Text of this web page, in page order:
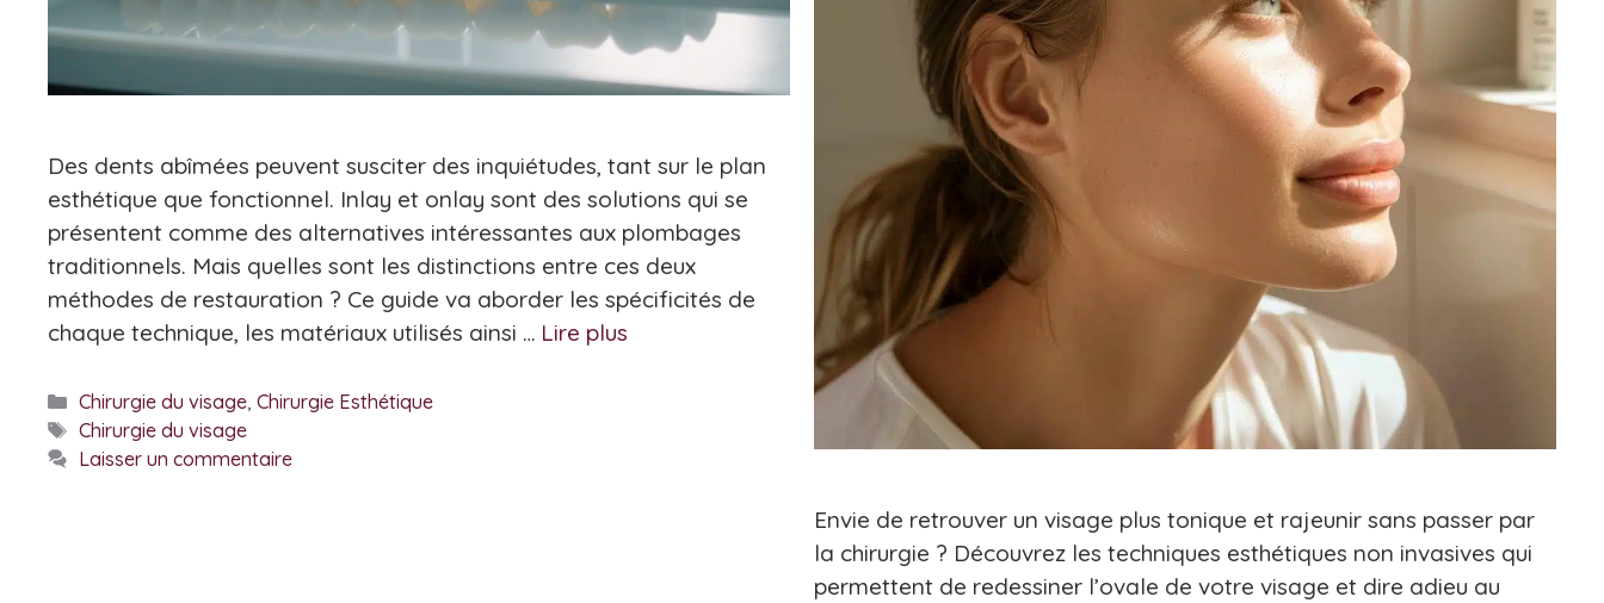
Des dents abîmées peuvent susciter des inquiétudes, tant sur le plan
esthétique que fonctionnel. Inlay et onlay sont des solutions qui se
présentent comme des alternatives intéressantes aux plombages
traditionnels. Mais quelles sont les distinctions entre ces deux
méthodes de restauration ? Ce guide va aborder les spécificités de
chaque technique, les matériaux utilisés ainsi … Lire plus
Catégories
Chirurgie du visage, Chirurgie Esthétique
Étiquettes
Chirurgie du visage
Laisser un commentaire
Envie de retrouver un visage plus tonique et rajeunir sans passer par
la chirurgie ? Découvrez les techniques esthétiques non invasives qui
permettent de redessiner l’ovale de votre visage et dire adieu au